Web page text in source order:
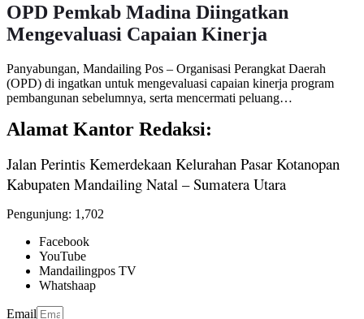
OPD Pemkab Madina Diingatkan
Mengevaluasi Capaian Kinerja
Panyabungan, Mandailing Pos – Organisasi Perangkat Daerah
(OPD) di ingatkan untuk mengevaluasi capaian kinerja program
pembangunan sebelumnya, serta mencermati peluang…
Alamat Kantor Redaksi:
Jalan Perintis Kemerdekaan Kelurahan Pasar Kotanopan
Kabupaten Mandailing Natal – Sumatera Utara
Pengunjung: 1,702
Facebook
YouTube
Mandailingpos TV
Whatshaap
Email